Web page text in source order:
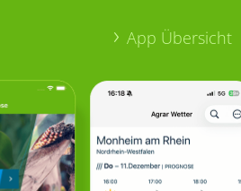
App Übersicht